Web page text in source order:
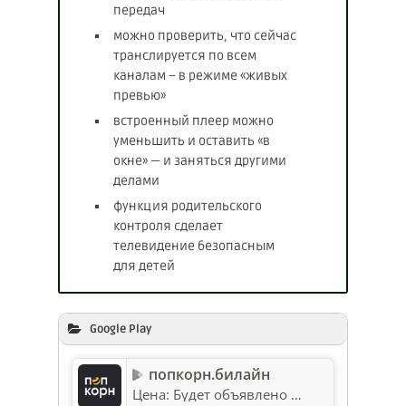
передач
можно проверить, что сейчас
транслируется по всем
каналам – в режиме «живых
превью»
встроенный плеер можно
уменьшить и оставить «в
окне» — и заняться другими
делами
функция родительского
контроля сделает
телевидение безопасным
для детей
Google Play
попкорн.билайн
Цена: Будет объявлено